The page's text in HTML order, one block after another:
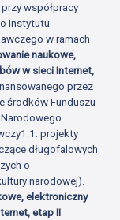
współpracy
Instytutu
w ramach
naukowe,
w sieci Internet,
przez
środków Funduszu
projekty
długofalowych
o
narodowej).
elektroniczny
etap II